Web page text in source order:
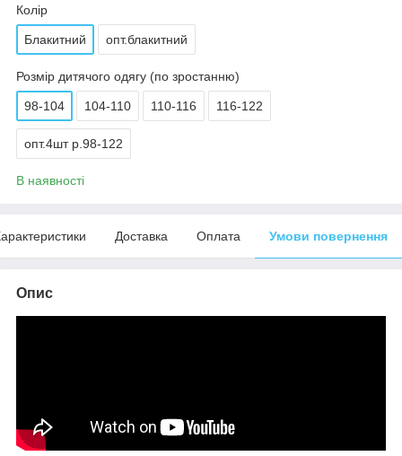
Колір
Блакитний опт.блакитний
Розмір дитячого одягу (по зростанню)
98-104 104-110 110-116 116-122
опт.4шт р.98-122
В наявності
Доставка Оплата Умови повернення
Опис